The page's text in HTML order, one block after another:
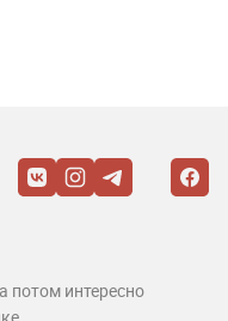
потом интересно